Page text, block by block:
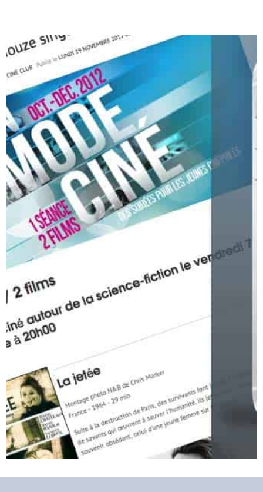
Œuvres uniques
Tirages limités
Livres / CDs
Commandes personnalisées